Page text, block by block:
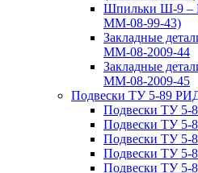
Шпильки Ш-9 –
ММ-08-99-43)
Закладные
ММ-08-2009-44
Закладные
ММ-08-2009-45
Подвески ТУ 5-89
Подвески ТУ 5-
Подвески ТУ 5-
Подвески ТУ 5-
Подвески ТУ 5-
Подвески ТУ 5-